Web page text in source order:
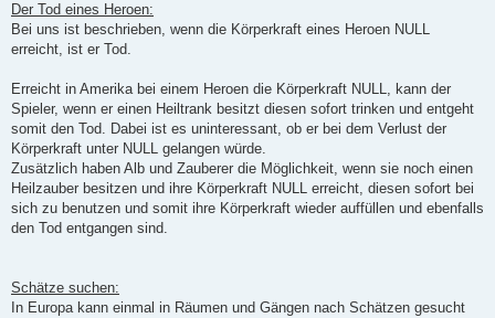
Der Tod eines Heroen:
Bei uns ist beschrieben, wenn die Körperkraft eines Heroen NULL
erreicht, ist er Tod.
Erreicht in Amerika bei einem Heroen die Körperkraft NULL, kann der
Spieler, wenn er einen Heiltrank besitzt diesen sofort trinken und entgeht
somit den Tod. Dabei ist es uninteressant, ob er bei dem Verlust der
Körperkraft unter NULL gelangen würde.
Zusätzlich haben Alb und Zauberer die Möglichkeit, wenn sie noch einen
Heilzauber besitzen und ihre Körperkraft NULL erreicht, diesen sofort bei
sich zu benutzen und somit ihre Körperkraft wieder auffüllen und ebenfalls
den Tod entgangen sind.
Schätze suchen:
In Europa kann einmal in Räumen und Gängen nach Schätzen gesucht